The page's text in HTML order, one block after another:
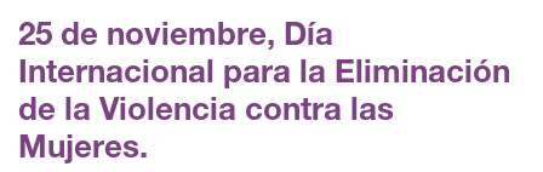
25 de noviembre, Día
Internacional para la Eliminación
de la Violencia contra las
Mujeres.